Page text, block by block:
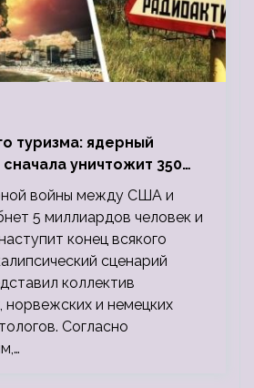
туризма: ядерный
уничтожит 350
потом 5 миллиардов
войны между США и
5 миллиардов человек и
конец всякого
сценарий
коллектив
норвежских и немецких
Согласно